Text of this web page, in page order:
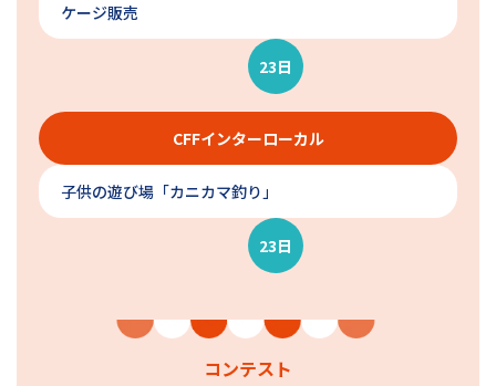
ケージ販売
23日
CFFインターローカル
子供の遊び場「カニカマ釣り」
23日
コンテスト